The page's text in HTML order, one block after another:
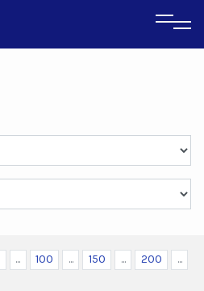
... 100 ... 150 ... 200
...